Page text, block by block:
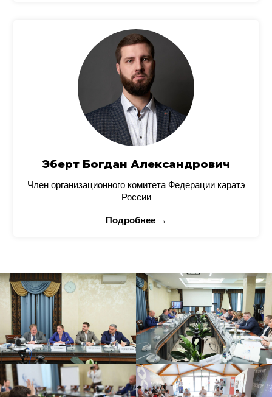
Эберт Богдан Александрович
Член организационного комитета Федерации каратэ
России
Подробнее →